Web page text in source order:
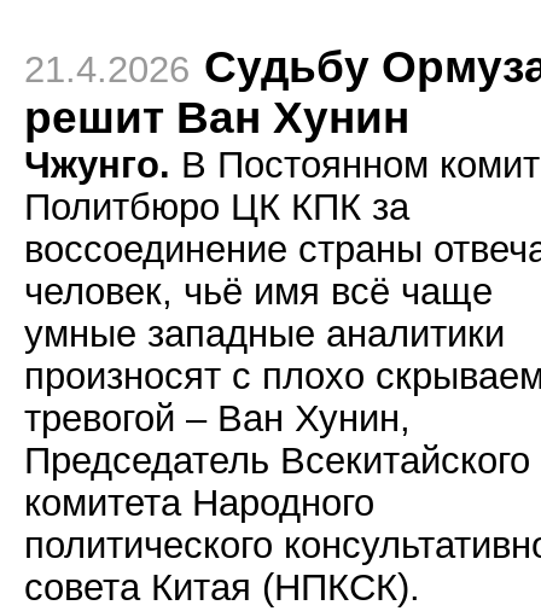
21.4.2026 Судьбу
решит Ван Хунин
Чжунго. В Постоянном
Политбюро ЦК КПК за
воссоединение страны
человек, чьё имя всё чаще
умные западные аналитики
произносят с плохо
тревогой – Ван Хунин,
Председатель Всекитайского
комитета Народного
политического
совета Китая (НПКСК).